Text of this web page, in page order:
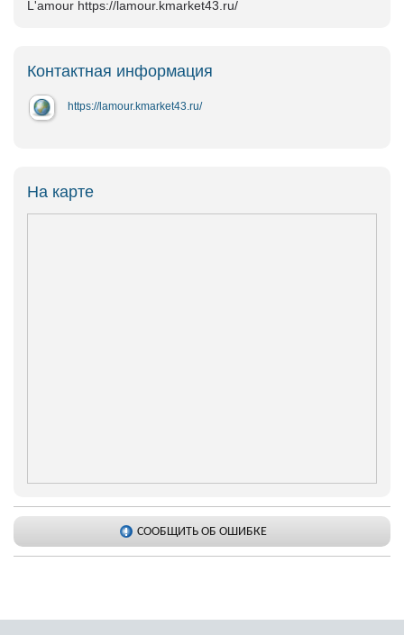
L'amour https://lamour.kmarket43.ru/
Контактная информация
https://lamour.kmarket43.ru/
На карте
СООБЩИТЬ ОБ ОШИБКЕ